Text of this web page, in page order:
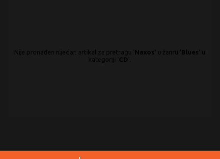
Nije pronađen nijedan artikal za pretragu 'Naxos ' u žanru 'Blues ' u
kategoriji 'CD'.